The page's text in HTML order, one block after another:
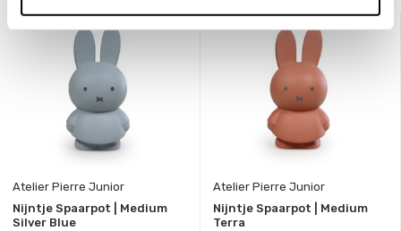
Atelier Pierre Junior
Nijntje Spaarpot | Medium
Silver Blue
Atelier Pierre Junior
Nijntje Spaarpot | Medium
Terra